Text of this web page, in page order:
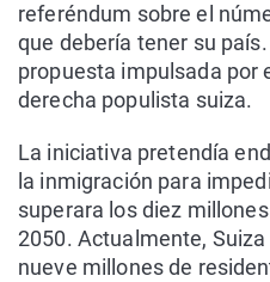
referéndum sobre el
que debería tener su
propuesta impulsada por
derecha populista suiza.
La iniciativa pretendía
la inmigración para
superara los diez
2050. Actualmente,
nueve millones de